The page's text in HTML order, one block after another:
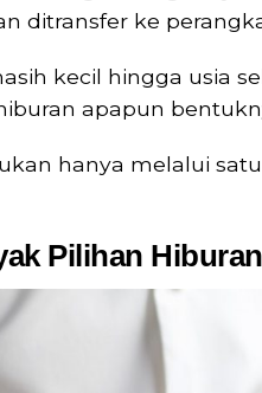
ditransfer ke
kecil hingga usia
apapun
hanya melalui
Pilihan Hiburan